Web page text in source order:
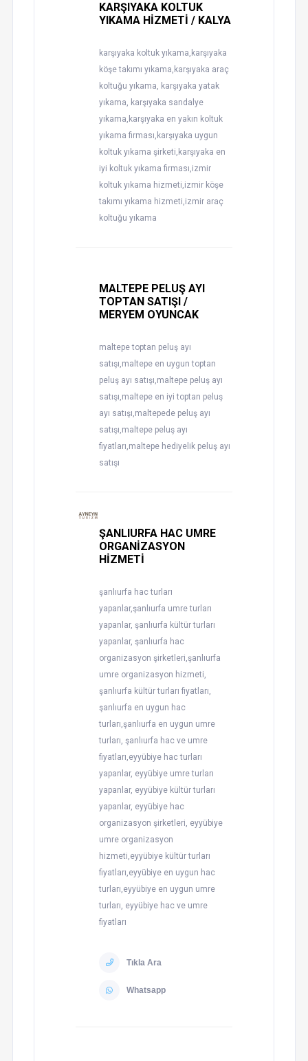
KARŞIYAKA KOLTUK
YIKAMA HİZMETİ / KALYA
karşıyaka koltuk yıkama,karşıyaka
köşe takımı yıkama,karşıyaka araç
koltuğu yıkama, karşıyaka yatak
yıkama, karşıyaka sandalye
yıkama,karşıyaka en yakın koltuk
yıkama firması,karşıyaka uygun
koltuk yıkama şirketi,karşıyaka en
iyi koltuk yıkama firması,izmir
koltuk yıkama hizmeti,izmir köşe
takımı yıkama hizmeti,izmir araç
koltuğu yıkama
MALTEPE PELUŞ AYI
TOPTAN SATIŞI /
MERYEM OYUNCAK
maltepe toptan peluş ayı
satışı,maltepe en uygun toptan
peluş ayı satışı,maltepe peluş ayı
satışı,maltepe en iyi toptan peluş
ayı satışı,maltepede peluş ayı
satışı,maltepe peluş ayı
fiyatları,maltepe hediyelik peluş ayı
satışı
ŞANLIURFA HAC UMRE
ORGANİZASYON
HİZMETİ
şanlıurfa hac turları
yapanlar,şanlıurfa umre turları
yapanlar, şanlıurfa kültür turları
yapanlar, şanlıurfa hac
organizasyon şirketleri,şanlıurfa
umre organizasyon hizmeti,
şanlıurfa kültür turları fiyatları,
şanlıurfa en uygun hac
turları,şanlıurfa en uygun umre
turları, şanlıurfa hac ve umre
fiyatları,eyyübiye hac turları
yapanlar, eyyübiye umre turları
yapanlar, eyyübiye kültür turları
yapanlar, eyyübiye hac
organizasyon şirketleri, eyyübiye
umre organizasyon
hizmeti,eyyübiye kültür turları
fiyatları,eyyübiye en uygun hac
turları,eyyübiye en uygun umre
turları, eyyübiye hac ve umre
fiyatları
Tıkla Ara
Whatsapp